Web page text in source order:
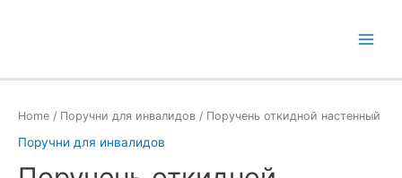
Home / Поручни для инвалидов / Поручень откидной настенный
Поручни для инвалидов